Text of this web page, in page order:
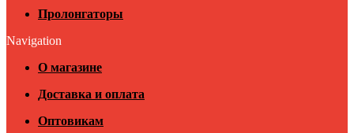
Пролонгаторы
Navigation
О магазине
Доставка и оплата
Оптовикам